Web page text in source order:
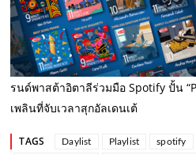
รนด์พาสต้าอิตาลีร่วมมือ Spotify ปั้น
เพลินที่จับเวลาสุกอัลเดนเต้
TAGS Daylist Playlist spotify